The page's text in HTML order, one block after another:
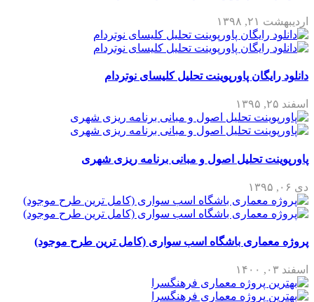
اردیبهشت ۲۱, ۱۳۹۸
دانلود رایگان پاورپوینت تحلیل کلیسای نوتردام
اسفند ۲۵, ۱۳۹۵
پاورپوینت تحلیل اصول و مبانی برنامه ریزی شهری
دی ۰۶, ۱۳۹۵
پروژه معماری باشگاه اسب سواری (کامل ترین طرح موجود)
اسفند ۰۳, ۱۴۰۰